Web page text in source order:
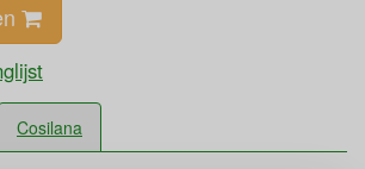
Cosilana